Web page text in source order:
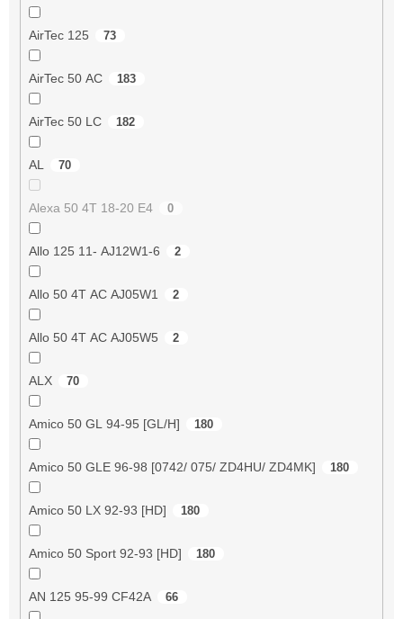
AirTec 125 73
AirTec 50 AC 183
AirTec 50 LC 182
AL 70
Alexa 50 4T 18-20 E4 0
Allo 125 11- AJ12W1-6 2
Allo 50 4T AC AJ05W1 2
Allo 50 4T AC AJ05W5 2
ALX 70
Amico 50 GL 94-95 [GL/H] 180
Amico 50 GLE 96-98 [0742/ 075/ ZD4HU/ ZD4MK] 180
Amico 50 LX 92-93 [HD] 180
Amico 50 Sport 92-93 [HD] 180
AN 125 95-99 CF42A 66